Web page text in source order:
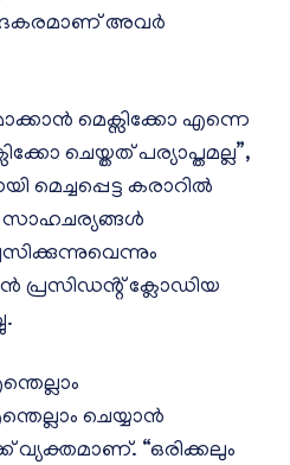
അവർ
മെക്സിക്കോ എന്നെ
ചെയ്തത് പര്യാപ്തമല്ല”,
കരാറിൽ
സാഹചര്യങ്ങൾ
പ്രസിഡൻ്റ് ക്ലോഡിയ
ചെയ്യാൻ
വ്യക്തമാണ്. “ഒരിക്കലും